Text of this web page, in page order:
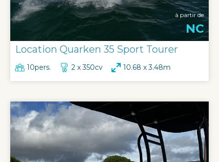
à partir de
NC
Location Quarken 35 Sport Tourer
10pers. 2 x 350cv 10.68 x 3.48m